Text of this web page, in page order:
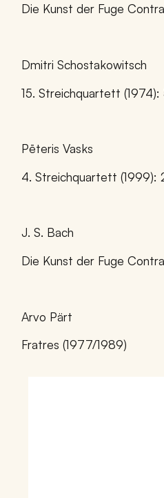
Die Kunst der Fuge
Dmitri Schostakowitsch
15. Streichquartett
Pēteris Vasks
4. Streichquartett (1999):
J. S. Bach
Die Kunst der Fuge
Arvo Pärt
Fratres (1977/1989)